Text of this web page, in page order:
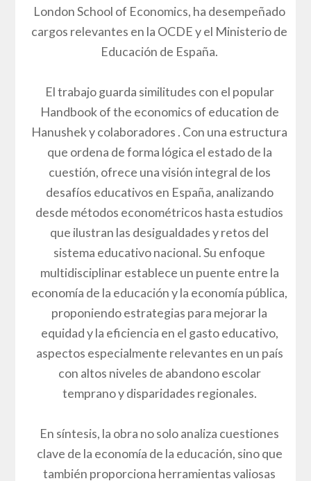
London School of Economics, ha desempeñado
cargos relevantes en la OCDE y el Ministerio de
Educación de España.
El trabajo guarda similitudes con el popular
Handbook of the economics of education de
Hanushek y colaboradores . Con una estructura
que ordena de forma lógica el estado de la
cuestión, ofrece una visión integral de los
desafíos educativos en España, analizando
desde métodos econométricos hasta estudios
que ilustran las desigualdades y retos del
sistema educativo nacional. Su enfoque
multidisciplinar establece un puente entre la
economía de la educación y la economía pública,
proponiendo estrategias para mejorar la
equidad y la eficiencia en el gasto educativo,
aspectos especialmente relevantes en un país
con altos niveles de abandono escolar
temprano y disparidades regionales.
En síntesis, la obra no solo analiza cuestiones
clave de la economía de la educación, sino que
también proporciona herramientas valiosas